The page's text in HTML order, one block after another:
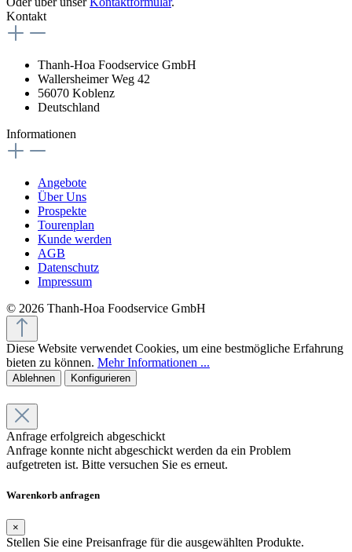
Kontakt
Thanh-Hoa Foodservice GmbH
Wallersheimer Weg 42
56070 Koblenz
Deutschland
Informationen
Angebote
Über Uns
Prospekte
Tourenplan
Kunde werden
AGB
Datenschutz
Impressum
© 2026 Thanh-Hoa Foodservice GmbH
Diese Website verwendet Cookies, um eine bestmögliche Erfahrung
bieten zu können. Mehr Informationen ...
Ablehnen Konfigurieren
Anfrage erfolgreich abgeschickt
Anfrage konnte nicht abgeschickt werden da ein Problem
aufgetreten ist. Bitte versuchen Sie es erneut.
Warenkorb anfragen
×
Stellen Sie eine Preisanfrage für die ausgewählten Produkte.